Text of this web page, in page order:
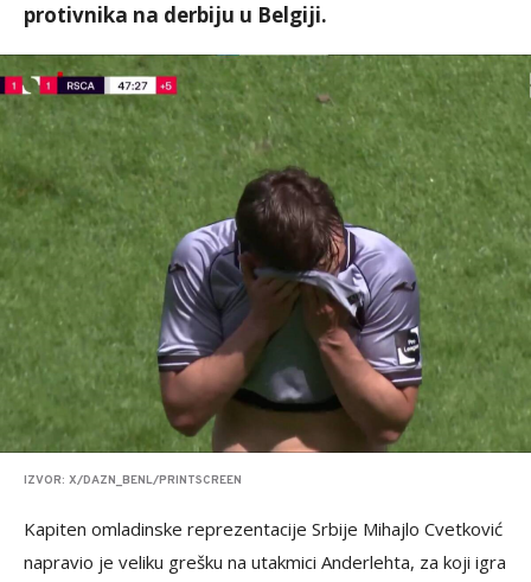
protivnika na derbiju u Belgiji.
IZVOR: X/DAZN_BENL/PRINTSCREEN
Kapiten omladinske reprezentacije Srbije Mihajlo Cvetković
napravio je veliku grešku na utakmici Anderlehta, za koji igra